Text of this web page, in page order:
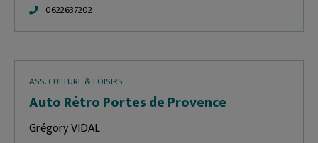
0622637202
ASS. CULTURE & LOISIRS
Auto Rétro Portes de Provence
Grégory VIDAL